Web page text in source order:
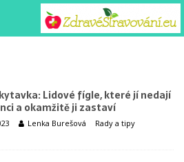
Lidové fígle, které jí nedají
a okamžitě ji zastaví
Lenka Burešová Rady a tipy